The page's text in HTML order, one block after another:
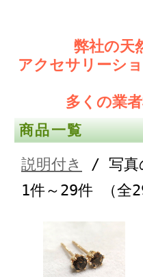
弊社の天
アクセサリーシ
多くの業
商品一覧
説明付き
/ 写真
1件～29件 （全